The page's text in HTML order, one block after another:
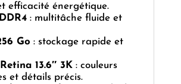
efficacité énergétique.
: multitâche fluide et
Go : stockage rapide et
13.6″ 3K: couleurs
et détails précis.